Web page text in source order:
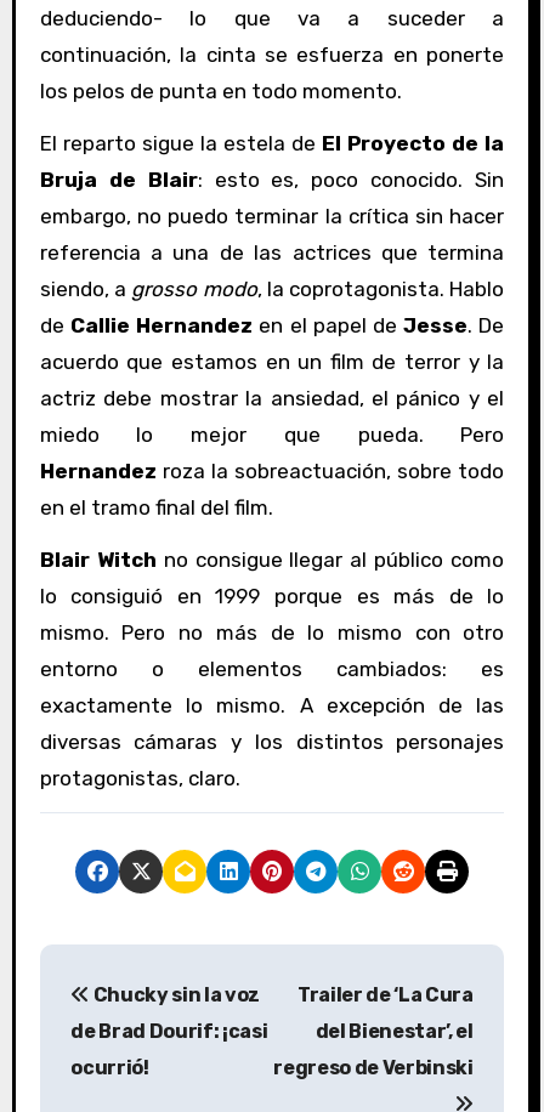
deduciendo- lo que va a suceder a
continuación, la cinta se esfuerza en ponerte
los pelos de punta en todo momento.
El reparto sigue la estela de El Proyecto de la
Bruja de Blair: esto es, poco conocido. Sin
embargo, no puedo terminar la crítica sin hacer
referencia a una de las actrices que termina
siendo, a grosso modo, la coprotagonista. Hablo
de Callie Hernandez en el papel deJesse. De
acuerdo que estamos en un film de terror y la
actriz debe mostrar la ansiedad, el pánico y el
miedo lo mejor que pueda. Pero
Hernandez roza la sobreactuación, sobre todo
en el tramo final del film.
Blair Witch no consigue llegar al público como
lo consiguió en 1999 porque es más de lo
mismo. Pero no más de lo mismo con otro
entorno o elementos cambiados: es
exactamente lo mismo. A excepción de las
diversas cámaras y los distintos personajes
protagonistas, claro.
N
Chucky sin la voz
de Brad Dourif: ¡casi
ocurrió!
Trailer de ‘La Cura
del Bienestar’, el
regreso de Verbinski